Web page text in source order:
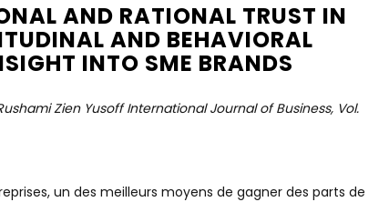
AND RATIONAL TRUST IN
AND BEHAVIORAL
INTO SME BRANDS
Zien Yusoff International Journal of Business, Vol.
un des meilleurs moyens de gagner des parts de